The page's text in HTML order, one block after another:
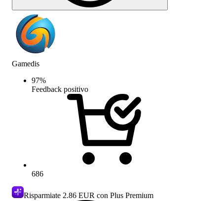
Gamedis
97%
Feedback positivo
686
Risparmiate 2.86 EUR con Plus Premium